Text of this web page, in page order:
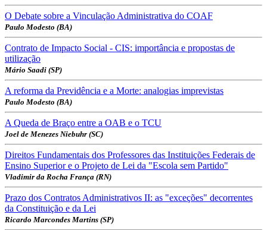
O Debate sobre a Vinculação Administrativa do COAF
Paulo Modesto (BA)
Contrato de Impacto Social - CIS: importância e propostas de
utilização
Mário Saadi (SP)
A reforma da Previdência e a Morte: analogias imprevistas
Paulo Modesto (BA)
A Queda de Braço entre a OAB e o TCU
Joel de Menezes Niebuhr (SC)
Direitos Fundamentais dos Professores das Instituições Federais de
Ensino Superior e o Projeto de Lei da "Escola sem Partido"
Vladimir da Rocha França (RN)
Prazo dos Contratos Administrativos II: as "exceções" decorrentes
da Constituição e da Lei
Ricardo Marcondes Martins (SP)